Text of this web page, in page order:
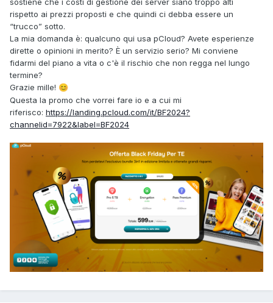
rispetto ai prezzi proposti e che quindi ci debba essere un
“trucco” sotto.
La mia domanda è: qualcuno qui usa pCloud? Avete esperienze
dirette o opinioni in merito? È un servizio serio? Mi conviene
fidarmi del piano a vita o c'è il rischio che non regga nel lungo
termine?
Grazie mille! 😊
Questa la promo che vorrei fare io e a cui mi
riferisco: https://landing.pcloud.com/it/BF2024?
channelid=7922&label=BF2024